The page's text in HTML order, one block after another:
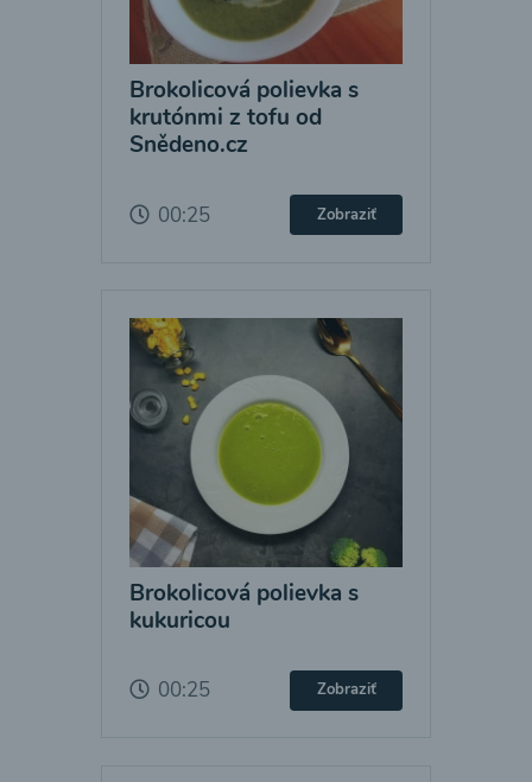
Brokolicová polievka s
krutónmi z tofu od
Snědeno.cz
00:25 Zobraziť
Brokolicová polievka s
kukuricou
00:25 Zobraziť